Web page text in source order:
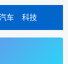
车 科技